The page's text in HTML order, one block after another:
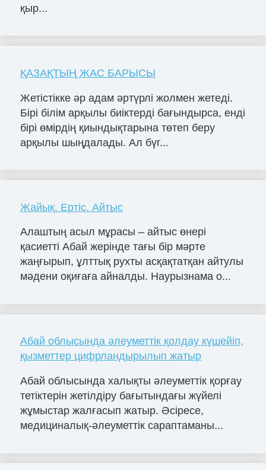
қыр...
ҚАЗАҚТЫҢ ЖАС БАРЫСЫ
Жетістікке әр адам әртүрлі жолмен жетеді.
Бірі білім арқылы биіктерді бағындырса, енді
бірі өмірдің қиындықтарына төтеп беру
арқылы шыңдалады. Ал бүг...
Жайық. Ертіс. Айтыс
Алаштың асыл мұрасы – айтыс өнері
қасиетті Абай жерінде тағы бір мәрте
жаңғырып, ұлттық рухты асқақтатқан айтулы
мәдени оқиғаға айналды. Наурызнама о...
Абай облысында әлеуметтік қолдау күшейіп,
қызметтер цифрландырылып жатыр
Абай облысында халықты әлеуметтік қорғау
тетіктерін жетілдіру бағытындағы жүйелі
жұмыстар жалғасып жатыр. Әсіресе,
медициналық-әлеуметтік сараптаманы...